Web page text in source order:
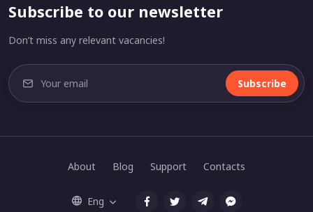
Subscribe to our newsletter
Don’t miss any relevant vacancies!
Subscribe
About Blog Support Contacts
Eng